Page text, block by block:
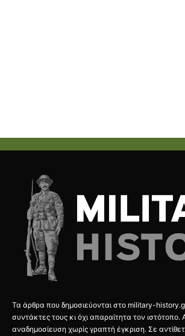
Τα άρθρα που δημοσιεύονται στο military-
συντάκτες τους κι όχι απαραίτητα τον ιστότοπο.
αναδημοσίευση χωρίς γραπτή έγκριση. Σε